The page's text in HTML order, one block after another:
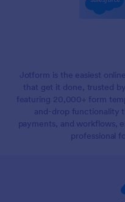
Jotform is the easiest
that get it done, trusted
featuring 20,000+ form
and-drop functionality
payments, and workflows,
professional